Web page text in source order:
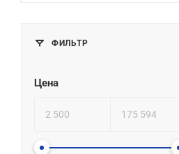
ФИЛЬТР
Цена